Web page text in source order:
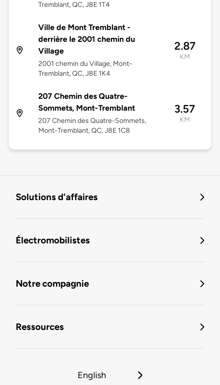
Tremblant, QC, J8E 1T4
Ville de Mont Tremblant -
derrière le 2001 chemin du
Village
2001 chemin du Village, Mont-
Tremblant, QC, J8E 1K4
2.87
KM
207 Chemin des Quatre-
Sommets, Mont-Tremblant
207 Chemin des Quatre-Sommets,
Mont-Tremblant, QC, J8E 1C8
3.57
KM
Solutions d'affaires
Électromobilistes
Notre compagnie
Ressources
English